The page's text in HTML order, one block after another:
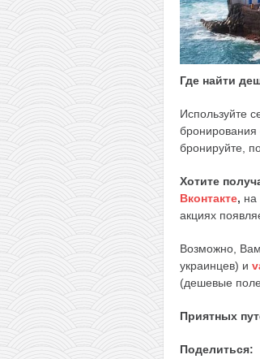
Где найти
Используйте
бронирования
бронируйте,
Хотите
Вконтакте, на
акциях
Возможно,
украинцев) и
(дешевые
Приятных
Поделиться: